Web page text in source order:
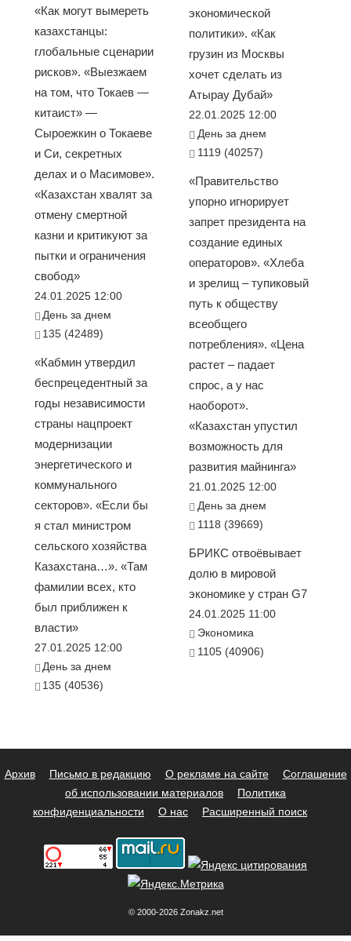
«Как могут вымереть
казахстанцы:
глобальные сценарии
рисков». «Выезжаем
на том, что Токаев —
китаист» —
Сыроежкин о Токаеве
и Си, секретных
делах и о Масимове».
«Казахстан хвалят за
отмену смертной
казни и критикуют за
пытки и ограничения
свобод»
24.01.2025 12:00
День за днем
135 (42489)
«Кабмин утвердил
беспрецедентный за
годы независимости
страны нацпроект
модернизации
энергетического и
коммунального
секторов». «Если бы
я стал министром
сельского хозяйства
Казахстана…». «Там
фамилии всех, кто
был приближен к
власти»
27.01.2025 12:00
День за днем
135 (40536)
экономической
политики». «Как
грузин из Москвы
хочет сделать из
Атырау Дубай»
22.01.2025 12:00
День за днем
1119 (40257)
«Правительство
упорно игнорирует
запрет президента на
создание единых
операторов». «Хлеба
и зрелищ – тупиковый
путь к обществу
всеобщего
потребления». «Цена
растет – падает
спрос, а у нас
наоборот».
«Казахстан упустил
возможность для
развития майнинга»
21.01.2025 12:00
День за днем
1118 (39669)
БРИКС отвоёвывает
долю в мировой
экономике у стран G7
24.01.2025 11:00
Экономика
1105 (40906)
Архив Письмо в редакцию О рекламе на сайте
Соглашение
об использовании материалов
Политика
конфиденциальности
О нас Расширенный поиск
© 2000-2026 Zonakz.net